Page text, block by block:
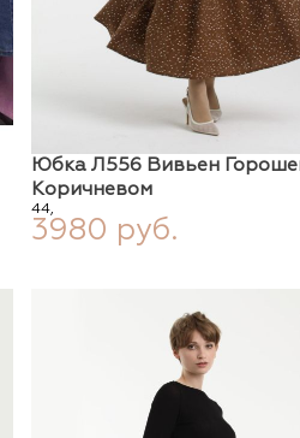
Юбка Л556 Вивьен
Коричневом
44,
3980 руб.